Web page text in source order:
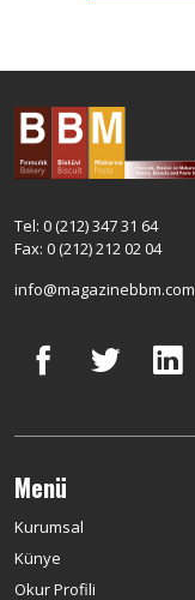
Tel: 0 (212) 347 31 64
Fax: 0 (212) 212 02 04
info@magazinebbm.com
Menü
Kurumsal
Künye
Okur Profili